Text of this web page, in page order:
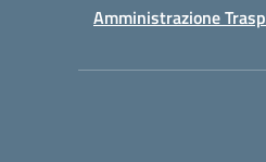
Amministrazione